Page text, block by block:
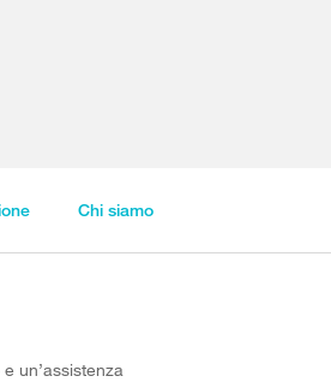
Chi siamo
un’assistenza